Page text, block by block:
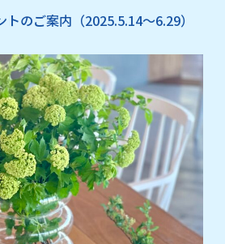
のご案内（2025.5.14～6.29）